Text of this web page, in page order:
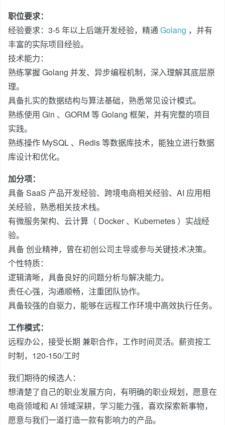
职位要求：
经验要求：3-5 年以上后端开发经验，精通 Golang ，并有
丰富的实际项目经验。
技术能力：
熟练掌握 Golang 并发、异步编程机制，深入理解其底层原
理。
具备扎实的数据结构与算法基础，熟悉常见设计模式。
熟练使用 Gin 、GORM 等 Golang 框架，并有完整的项目
实践。
熟练操作 MySQL 、Redis 等数据库技术，能独立进行数据
库设计和优化。
加分项：
具备 SaaS 产品开发经验、跨境电商相关经验、AI 应用相
关经验，熟悉相关技术栈。
有微服务架构、云计算（ Docker 、Kubernetes ）实战经
验。
具备 创业精神，曾在初创公司主导或参与关键技术决策。
个性特质：
逻辑清晰，具备良好的问题分析与解决能力。
责任心强，沟通顺畅，注重团队协作。
具备较强的自驱力，能够在远程工作环境中高效执行任务。
工作模式：
远程办公，接受长期 兼职合作，工作时间灵活。薪资按工
时制，120-150/工时
我们期待的候选人：
想清楚了自己的职业发展方向，有明确的职业规划，愿意在
电商领域和 AI 领域深耕，学习能力强，喜欢探索新事物，
愿意与我们一道打造一款有影响力的产品。